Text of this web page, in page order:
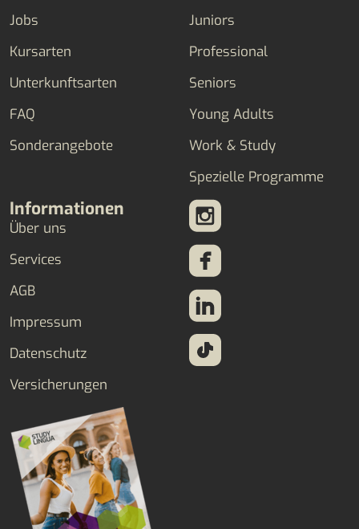
Jobs
Kursarten
Unterkunftsarten
FAQ
Sonderangebote
Juniors
Professional
Seniors
Young Adults
Work & Study
Spezielle Programme
Informationen
Über uns
Services
AGB
Impressum
Datenschutz
Versicherungen